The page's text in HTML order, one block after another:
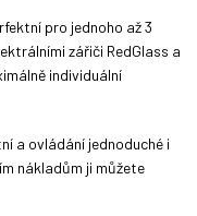
pro jednoho až 3
zářiči RedGlass a
individuální
a ovládání jednoduché i
nákladům ji můžete